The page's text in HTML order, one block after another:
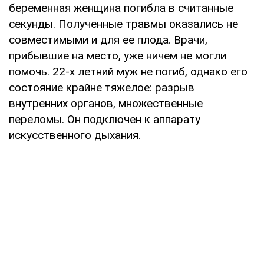
беременная женщина погибла в считанные
секунды. Полученные травмы оказались не
совместимыми и для ее плода. Врачи,
прибывшие на место, уже ничем не могли
помочь. 22-х летний муж не погиб, однако его
состояние крайне тяжелое: разрыв
внутренних органов, множественные
переломы. Он подключен к аппарату
искусственного дыхания.